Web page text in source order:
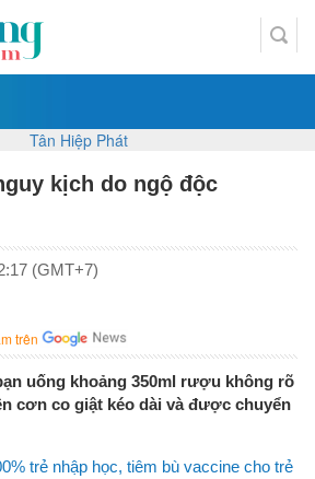
kịch do ngộ độc
(GMT+7)
trên
uống khoảng 350ml rượu không rõ
cơn co giật kéo dài và được chuyển
trẻ nhập học, tiêm bù vaccine cho trẻ